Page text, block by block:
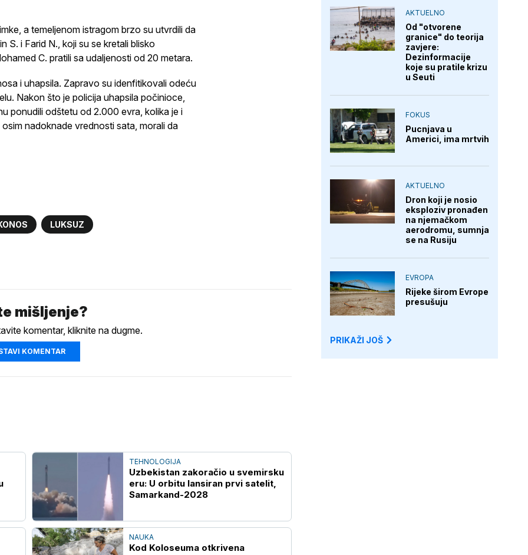
a temeljenom istragom brzo su utvrdili da
S. i Farid N., koji su se kretali blisko
C. pratili sa udaljenosti od 20 metara.
i uhapsila. Zapravo su idenfitikovali odeću
Nakon što je policija uhapsila počinioce,
ponudili odštetu od 2.000 evra, kolika je i
nadoknade vrednosti sata, morali da
LUKSUZ
mišljenje?
komentar, kliknite na dugme.
KOMENTAR
TEHNOLOGIJA
Uzbekistan zakoračio u svemirsku
eru: U orbitu lansiran prvi satelit,
Samarkand-2028
NAUKA
Kod Koloseuma otkrivena
AKTUELNO
Od "otvorene
granice" do teorija
zavjere:
Dezinformacije
koje su pratile krizu
u Seuti
FOKUS
Pucnjava u
Americi, ima mrtvih
AKTUELNO
Dron koji je nosio
eksploziv pronađen
na njemačkom
aerodromu, sumnja
se na Rusiju
EVROPA
Rijeke širom Evrope
presušuju
PRIKAŽI JOŠ